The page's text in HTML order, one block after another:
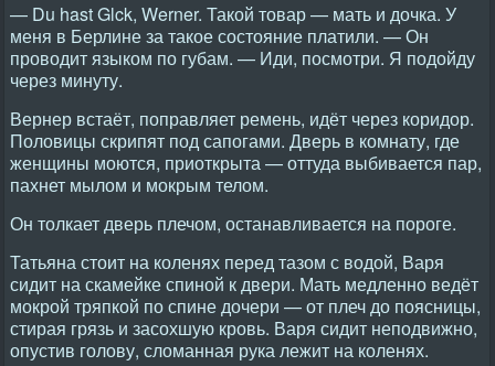
— Du hast Glck, Werner. Такой товар — мать и дочка. У
меня в Берлине за такое состояние платили. — Он
проводит языком по губам. — Иди, посмотри. Я подойду
через минуту.
Вернер встаёт, поправляет ремень, идёт через коридор.
Половицы скрипят под сапогами. Дверь в комнату, где
женщины моются, приоткрыта — оттуда выбивается пар,
пахнет мылом и мокрым телом.
Он толкает дверь плечом, останавливается на пороге.
Татьяна стоит на коленях перед тазом с водой, Варя
сидит на скамейке спиной к двери. Мать медленно ведёт
мокрой тряпкой по спине дочери — от плеч до поясницы,
стирая грязь и засохшую кровь. Варя сидит неподвижно,
опустив голову, сломанная рука лежит на коленях.